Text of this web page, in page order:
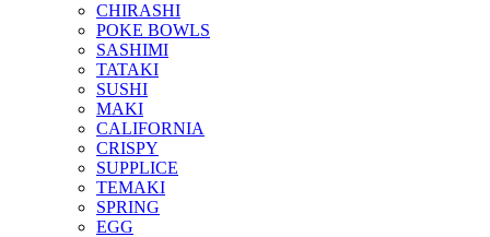
CHIRASHI
POKE BOWLS
SASHIMI
TATAKI
SUSHI
MAKI
CALIFORNIA
CRISPY
SUPPLICE
TEMAKI
SPRING
EGG